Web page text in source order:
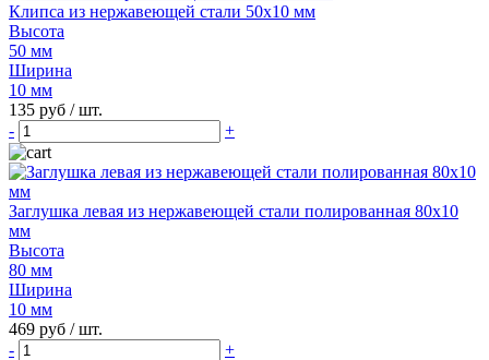
Клипса из нержавеющей стали 50х10 мм
Высота
50 мм
Ширина
10 мм
135 руб / шт.
-
+
Заглушка левая из нержавеющей стали полированная 80х10
мм
Высота
80 мм
Ширина
10 мм
469 руб / шт.
-
+